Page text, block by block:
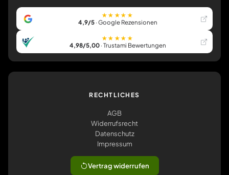
★★★★★
4,9/5· Google Rezensionen
★★★★★
4,98/5,00· Trustami Bewertungen
RECHTLICHES
AGB
Widerrufsrecht
Datenschutz
Impressum
Vertrag widerrufen